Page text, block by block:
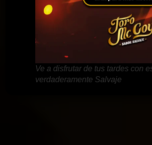
Ve a disfrutar de tus tardes con
verdaderamente Salvaje